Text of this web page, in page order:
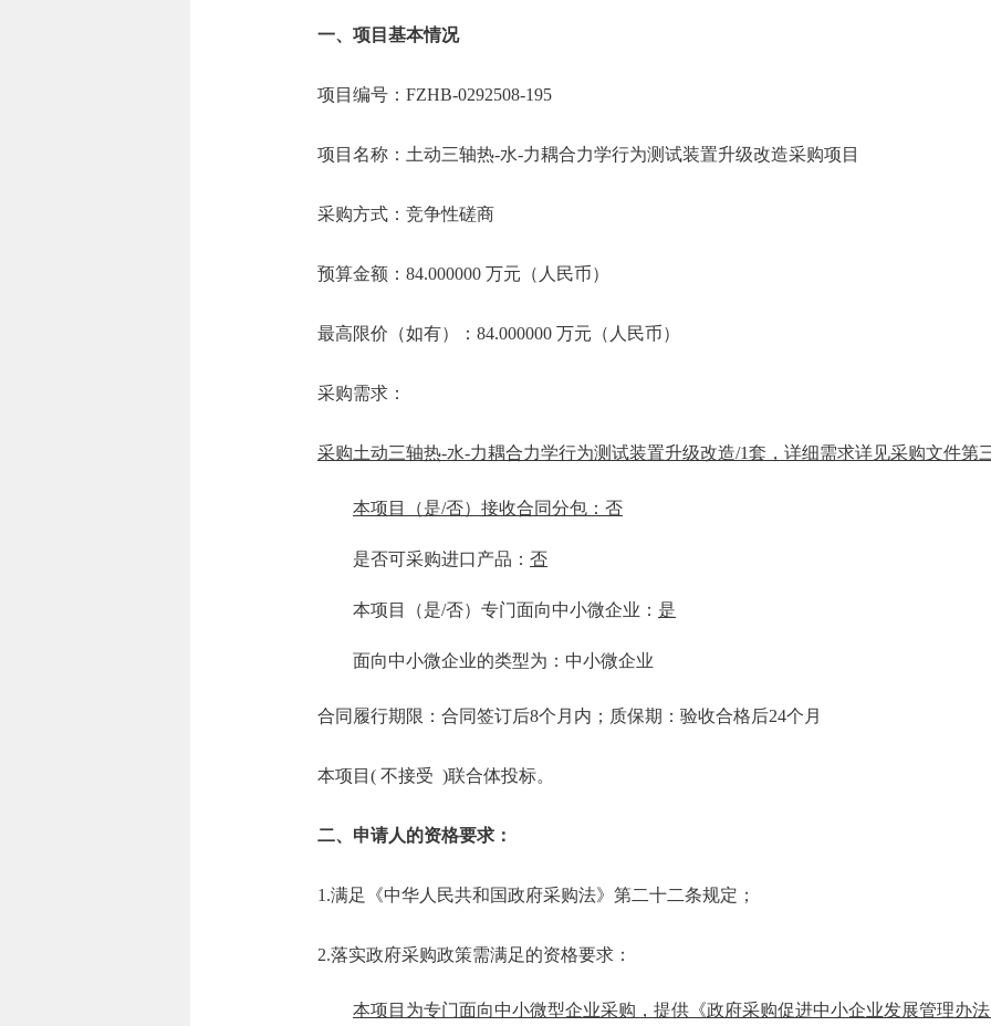
一、项目基本情况
项目编号：FZHB-0292508-195
项目名称：土动三轴热-水-力耦合力学行为测试装置升级改造采购项目
采购方式：竞争性磋商
预算金额：84.000000 万元（人民币）
最高限价（如有）：84.000000 万元（人民币）
采购需求：
采购土动三轴热-水-力耦合力学行为测试装置升级改造/1套，详细需求详见采购文件第
本项目（是/否）接收合同分包：否
是否可采购进口产品： 否
本项目（是/否）专门面向中小微企业： 是
面向中小微企业的类型为：中小微企业
合同履行期限：合同签订后8个月内；质保期：验收合格后24个月
本项目( 不接受 )联合体投标。
二、申请人的资格要求：
1.满足《中华人民共和国政府采购法》第二十二条规定；
2.落实政府采购政策需满足的资格要求：
本项目为专门面向中小微型企业采购， 提供《政府采购促进中小企业发展管理办